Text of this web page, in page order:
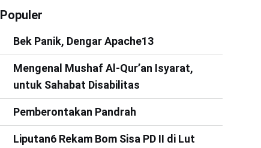
Populer
Bek Panik, Dengar Apache13
Mengenal Mushaf Al-Qur’an Isyarat,
untuk Sahabat Disabilitas
Pemberontakan Pandrah
Liputan6 Rekam Bom Sisa PD II di Lut